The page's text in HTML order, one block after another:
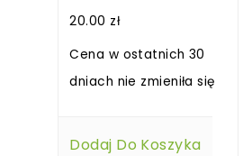
20.00 zł
Cena w ostatnich 30
dniach nie zmieniła się
Dodaj Do Koszyka